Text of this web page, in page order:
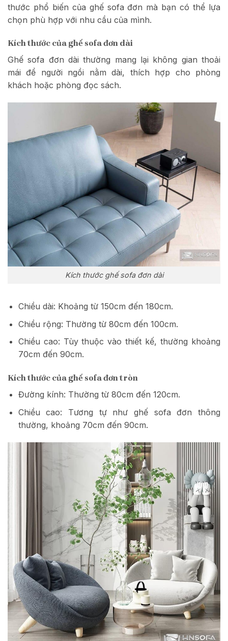
thước phổ biến của ghế sofa đơn mà bạn có thể lựa
chọn phù hợp với nhu cầu của mình.
Kích thước của ghế sofa đơn dài
Ghế sofa đơn dài thường mang lại không gian thoải
mái để người ngồi nằm dài, thích hợp cho phòng
khách hoặc phòng đọc sách.
Kích thước ghế sofa đơn dài
Chiều dài: Khoảng từ 150cm đến 180cm.
Chiều rộng: Thường từ 80cm đến 100cm.
Chiều cao: Tùy thuộc vào thiết kế, thường khoảng
70cm đến 90cm.
Kích thước của ghế sofa đơn tròn
Đường kính: Thường từ 80cm đến 120cm.
Chiều cao: Tương tự như ghế sofa đơn thông
thường, khoảng 70cm đến 90cm.